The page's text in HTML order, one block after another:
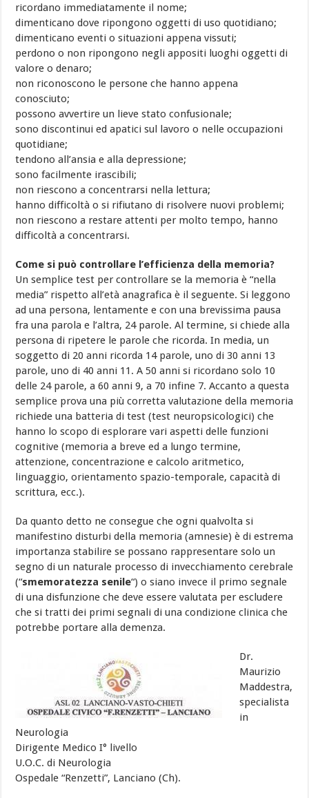
ricordano immediatamente il nome;
dimenticano dove ripongono oggetti di uso quotidiano;
dimenticano eventi o situazioni appena vissuti;
perdono o non ripongono negli appositi luoghi oggetti di
valore o denaro;
non riconoscono le persone che hanno appena
conosciuto;
possono avvertire un lieve stato confusionale;
sono discontinui ed apatici sul lavoro o nelle occupazioni
quotidiane;
tendono all’ansia e alla depressione;
sono facilmente irascibili;
non riescono a concentrarsi nella lettura;
hanno difficoltà o si rifiutano di risolvere nuovi problemi;
non riescono a restare attenti per molto tempo, hanno
difficoltà a concentrarsi.
Come si può controllare l’efficienza della memoria?
Un semplice test per controllare se la memoria è “nella
media” rispetto all’età anagrafica è il seguente. Si leggono
ad una persona, lentamente e con una brevissima pausa
fra una parola e l’altra, 24 parole. Al termine, si chiede alla
persona di ripetere le parole che ricorda. In media, un
soggetto di 20 anni ricorda 14 parole, uno di 30 anni 13
parole, uno di 40 anni 11. A 50 anni si ricordano solo 10
delle 24 parole, a 60 anni 9, a 70 infine 7. Accanto a questa
semplice prova una più corretta valutazione della memoria
richiede una batteria di test (test neuropsicologici) che
hanno lo scopo di esplorare vari aspetti delle funzioni
cognitive (memoria a breve ed a lungo termine,
attenzione, concentrazione e calcolo aritmetico,
linguaggio, orientamento spazio-temporale, capacità di
scrittura, ecc.).
Da quanto detto ne consegue che ogni qualvolta si
manifestino disturbi della memoria (amnesie) è di estrema
importanza stabilire se possano rappresentare solo un
segno di un naturale processo di invecchiamento cerebrale
(“smemoratezza senile“) o siano invece il primo segnale
di una disfunzione che deve essere valutata per escludere
che si tratti dei primi segnali di una condizione clinica che
potrebbe portare alla demenza.
Dr.
Maurizio
Maddestra,
specialista
in
Neurologia
Dirigente Medico I° livello
U.O.C. di Neurologia
Ospedale “Renzetti”, Lanciano (Ch).